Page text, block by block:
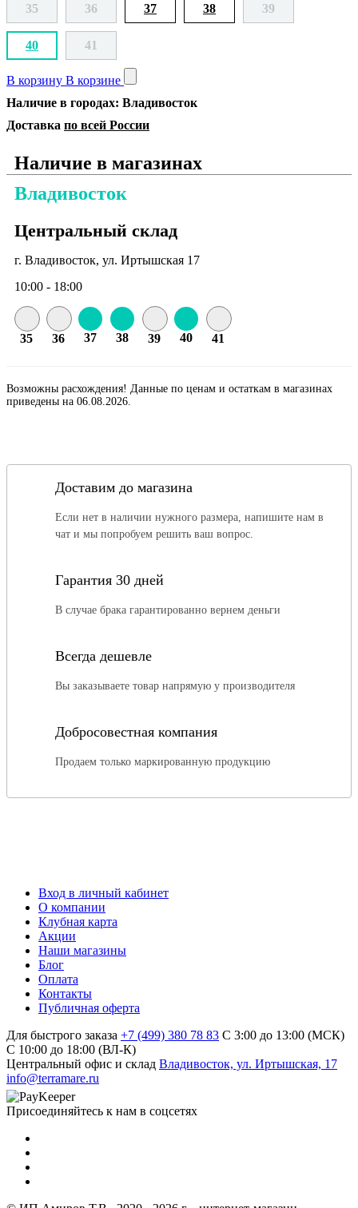
35 36 37 38 39
40 41
В корзину В корзине
Наличие в городах: Владивосток
Доставка по всей России
Наличие в магазинах
Владивосток
Центральный склад
г. Владивосток, ул. Иртышская 17
10:00 - 18:00
35 36 37 38 39 40 41
Возможны расхождения! Данные по ценам и остаткам в магазинах
приведены на 06.08.2026.
Доставим до магазина
Если нет в наличии нужного размера, напишите нам в
чат и мы попробуем решить ваш вопрос.
Гарантия 30 дней
В случае брака гарантированно вернем деньги
Всегда дешевле
Вы заказываете товар напрямую у производителя
Добросовестная компания
Продаем только маркированную продукцию
Вход в личный кабинет
О компании
Клубная карта
Акции
Наши магазины
Блог
Оплата
Контакты
Публичная оферта
Для быстрого заказа +7 (499) 380 78 83 С 3:00 до 13:00 (МСК)
C 10:00 до 18:00 (ВЛ-К)
Центральный офис и склад Владивосток, ул. Иртышская, 17
info@terramare.ru
Присоединяйтесь к нам в соцсетях